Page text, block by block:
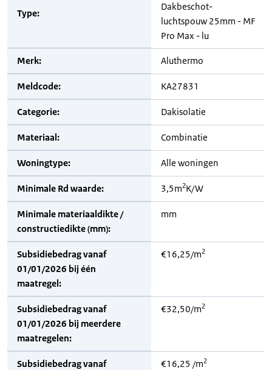
Type:
Dakbeschot-
luchtspouw 25mm - MF
Pro Max - lu
Merk: Aluthermo
Meldcode: KA27831
Categorie: Dakisolatie
Materiaal: Combinatie
Woningtype: Alle woningen
Minimale Rd waarde: 3,5m2K/W
Minimale materiaaldikte /
constructiedikte (mm):
mm
Subsidiebedrag vanaf
01/01/2026 bij één
maatregel:
€16,25/m2
Subsidiebedrag vanaf
01/01/2026 bij meerdere
maatregelen:
€32,50/m2
Subsidiebedrag vanaf
€16,25 /m2